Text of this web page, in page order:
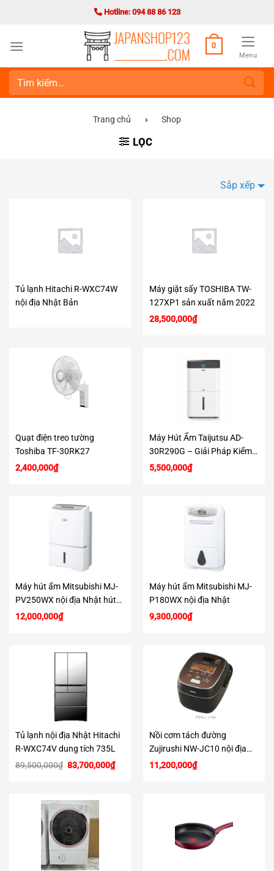
dung
Hotline: 094 88 86 123
0
Menu
Tìm
kiếm:
Trang chủ › Shop
LỌC
Sắp xếp
Tủ lạnh Hitachi R-WXC74W
nội địa Nhật Bản
Máy giặt sấy TOSHIBA TW-
127XP1 sản xuất năm 2022
28,500,000₫
Quạt điện treo tường
Toshiba TF-30RK27
2,400,000₫
Máy Hút Ẩm Taijutsu AD-
30R290G – Giải Pháp Kiểm
Soát Độ Ẩm Hiệu Quả
5,500,000₫
Máy hút ẩm Mitsubishi MJ-
PV250WX nội địa Nhật hút
25L/ngày
12,000,000₫
Máy hút ẩm Mitsubishi MJ-
P180WX nội địa Nhật
9,300,000₫
Tủ lạnh nội địa Nhật Hitachi
R-WXC74V dung tích 735L
89,500,000₫ Giá
gốc
83,700,000₫Giá
hiện
Nồi cơm tách đường
Zujirushi NW-JC10 nội địa
Nhật Bản
11,200,000₫